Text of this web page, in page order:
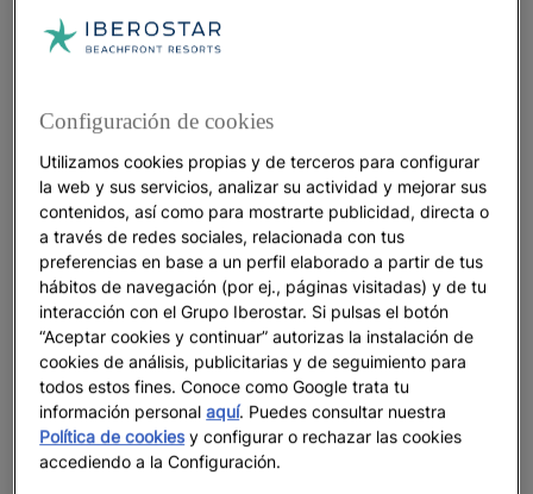
durante todo el año, con
temporada alta abarca desde el mes de diciembre
ubica entre mayo y noviembre.
Dónde alojarse en Punta Cana con niños: hoteles
familiares y Todo Incluido
Todo Incluido que de verdad facilita la vida
Loshoteles Todo Incluido en Punta Canate facilitarán la
vida. Una apuesta:Iberostar Waves Punta Cana
resort 5 estrellas especialmente diseñado para familias
una localización privilegiada en Playa Bávaro.
Comidas, campo de golf, juegos para ellos y spa
Configuración de cookies
Utilizamos cookies propias y de terceros para configurar
la web y sus servicios, analizar su actividad y mejorar sus
contenidos, así como para mostrarte publicidad, directa o
a través de redes sociales, relacionada con tus
preferencias en base a un perfil elaborado a partir de tus
hábitos de navegación (por ej., páginas visitadas) y de tu
interacción con el Grupo Iberostar. Si pulsas el botón
“Aceptar cookies y continuar” autorizas la instalación de
cookies de análisis, publicitarias y de seguimiento para
todos estos fines. Conoce como Google trata tu
información personalaquí. Puedes consultar nuestra
Política de cookiesy configurar o rechazar las cookies
accediendo a la Configuración.